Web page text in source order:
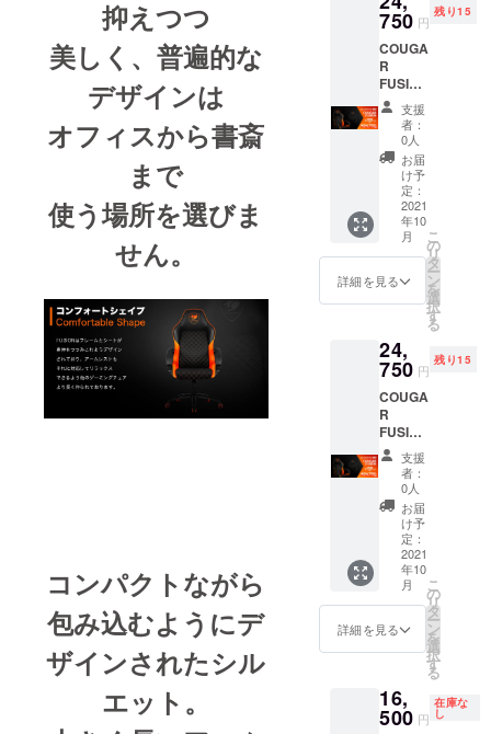
抑えつつ
美しく、普遍的な
デザインは
オフィスから書斎
まで
使う場所を選びま
せん。
コンパクトながら
包み込むようにデ
ザインされたシル
エット。
750 円
残り15
COUGA
R
FUSION
CAMPF
IRE限
3000-
OFF!!
Cougar
Fusion
支援
者：
0人
お届
け予
定：
2021
年10
月
詳細を見る
こ
の
リ
タ
ー
ン
を
選
択
す
る
24,
750 円
残り15
COUGA
R
FUSION
CAMPF
IRE限
3000-
OFF!!
Cougar
Fusion
Black
支援
者：
0人
お届
け予
定：
2021
年10
月
詳細を見る
こ
の
リ
タ
ー
ン
を
選
択
す
る
16,
500 円
在庫な
し